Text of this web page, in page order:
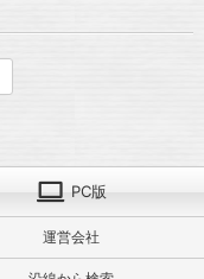
PC版
運営会社